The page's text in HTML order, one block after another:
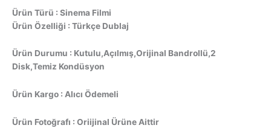
Ürün Türü : Sinema Filmi
Ürün Özelliği : Türkçe Dublaj
Ürün Durumu : Kutulu,Açılmış,Orijinal Bandrollü,2
Disk,Temiz Kondüsyon
Ürün Kargo : Alıcı Ödemeli
Ürün Fotoğrafı : Oriijinal Ürüne Aittir